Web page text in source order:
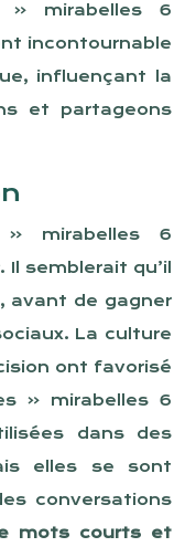
« mirabelles 6
incontournable
influençant la
et partageons
« mirabelles 6
semblerait qu’il
avant de gagner
La culture
ont favorisé
« mirabelles 6
dans des
elles se sont
conversations
mots courts et